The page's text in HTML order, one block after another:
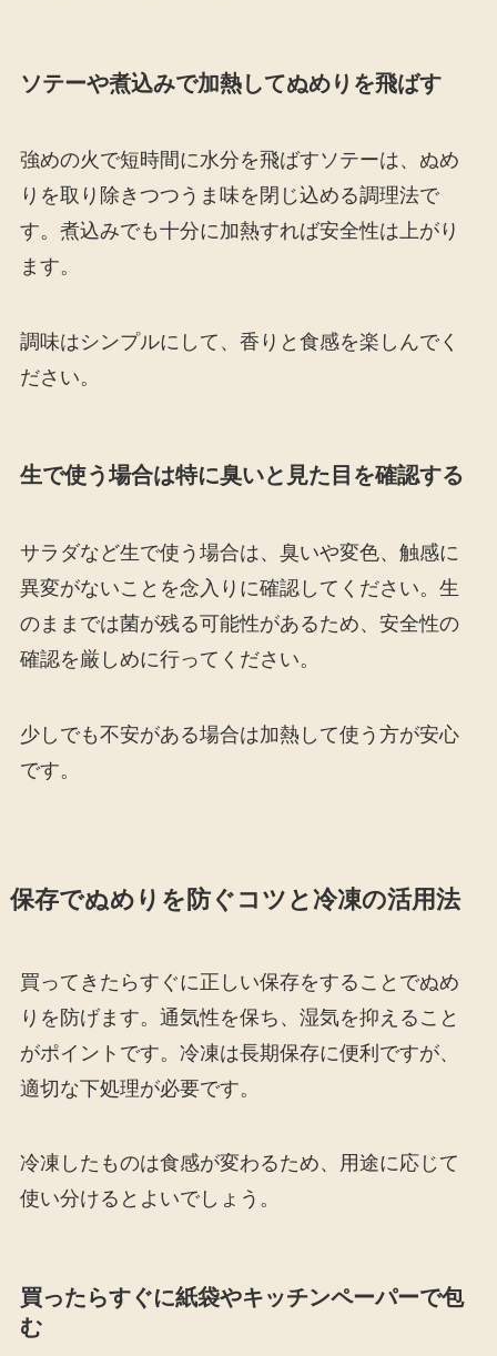
ソテーや煮込みで加熱してぬめりを飛ばす
強めの火で短時間に水分を飛ばすソテーは、ぬめ
りを取り除きつつうま味を閉じ込める調理法で
す。煮込みでも十分に加熱すれば安全性は上がり
ます。
調味はシンプルにして、香りと食感を楽しんでく
ださい。
生で使う場合は特に臭いと見た目を確認する
サラダなど生で使う場合は、臭いや変色、触感に
異変がないことを念入りに確認してください。生
のままでは菌が残る可能性があるため、安全性の
確認を厳しめに行ってください。
少しでも不安がある場合は加熱して使う方が安心
です。
保存でぬめりを防ぐコツと冷凍の活用法
買ってきたらすぐに正しい保存をすることでぬめ
りを防げます。通気性を保ち、湿気を抑えること
がポイントです。冷凍は長期保存に便利ですが、
適切な下処理が必要です。
冷凍したものは食感が変わるため、用途に応じて
使い分けるとよいでしょう。
買ったらすぐに紙袋やキッチンペーパーで包
む